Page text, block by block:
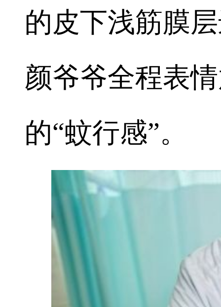
的皮下浅筋膜
颜爷爷全程表
的“蚊行感”。